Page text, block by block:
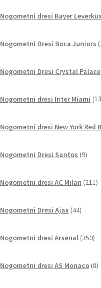
Nogometni dresi Bayer
Nogometni Dresi Boca Juniors
Nogometni Dresi Crystal Palace
Nogometni dresi Inter Miami
Nogometni dresi New York Red
Nogometni Dresi Santos 9
Nogometni dresi AC Milan 211
Nogometni Dresi Ajax 44izdelkov
Nogometni dresi Arsenal 350
Nogometni dresi AS Monaco 8